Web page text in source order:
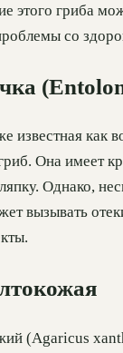
этого гриба
со
известная как
Она имеет
Однако,
вызывать
(Agaricus